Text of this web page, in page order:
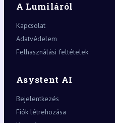
A Lumiláról
Kapcsolat
Adatvédelem
Felhasználási feltételek
Asystent AI
Bejelentkezés
Fiók létrehozása